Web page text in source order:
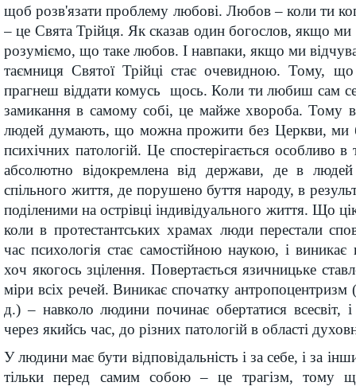
щоб розв'язати проблему любові. Любов – коли ти
– це Свята Трійця. Як сказав один богослов, якщо
розуміємо, що таке любов. І навпаки, якщо ми
таємниця Святої Трійці стає очевидною. Тому,
прагнеш віддати комусь щось. Коли ти любиш сам
замикання в самому собі, це майже хвороба. Тому
людей думають, що можна прожити без Церкви, ми
психічних патологій. Це спостерігається особливо в
абсолютно відокремлена від держави, де в людей
спільного життя, де порушено буття народу, в
поділеними на острівці індивідуального життя. Що
коли в протестантських храмах люди перестали
час психологія стає самостійною наукою, і виникає
хоч якогось зцілення. Повертається язичницьке
міри всіх речей. Виникає спочатку
д.) – навколо людини починає обертатися всесвіт,
через якийсь час, до різних патологій в області
У людини має бути відповідальність і за себе, і за
тільки перед самим собою – це трагізм, тому